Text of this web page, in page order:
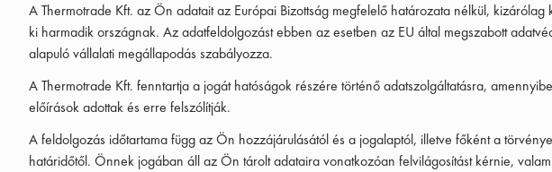
A Thermotrade Kft. az Ön adatait az Európai Bizottság megfelelő határozata nélkül, kizárólag
ki harmadik országnak. Az adatfeldolgozást ebben az esetben az EU által megszabott
alapuló vállalati megállapodás szabályozza.
A Thermotrade Kft. fenntartja a jogát hatóságok részére történő adatszolgáltatásra,
előírások adottak és erre felszólítják.
A feldolgozás időtartama függ az Ön hozzájárulásától és a jogalaptól, illetve főként a
határidőtől. Önnek jogában áll az Ön tárolt adataira vonatkozóan felvilágosítást kérnie,